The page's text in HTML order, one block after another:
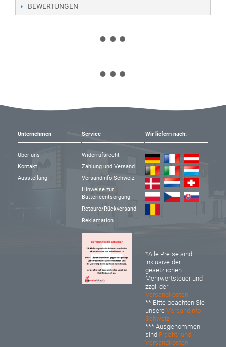
BEWERTUNGEN
Unternehmen
Über uns
Kontakt
Ausstellung
Service
Widerrufsrecht
Zahlung und Versand
Versandinfo Schweiz
Hinweise zur
Batterieentsorgung
Retoure/Rückversand
Reklamation
Wir liefern nach:
*Alle Preise sind
inklusive der
gesetzlichen
Mehrwertsteuer und
zzgl. der
Versandkosten
** Bitte beachten Sie
unsereVersandinfo
Schweiz
*** Ausgenommen
sind Fracht- und
Versandkosten